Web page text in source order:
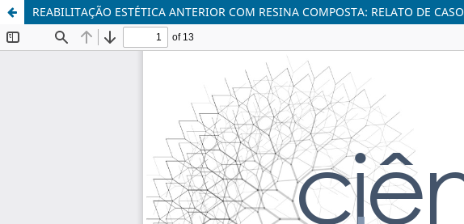
REABILITAÇÃO ESTÉTICA ANTERIOR COM RESINA COMPOSTA: RELATO DE CASO